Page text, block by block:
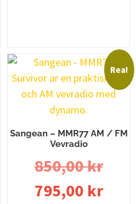
Rea!
Sangean – MMR77 AM / FM
Vevradio
850,00kr
795,00 kr